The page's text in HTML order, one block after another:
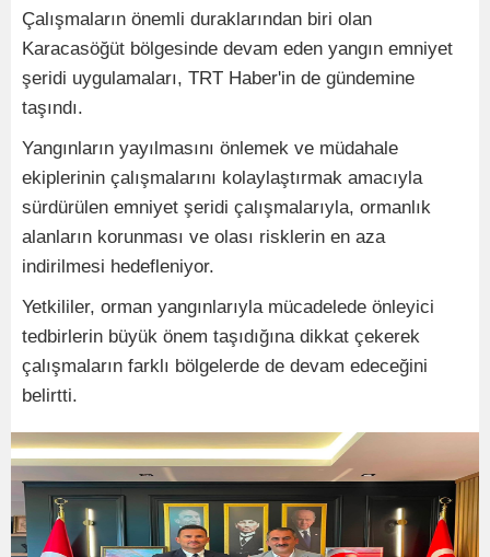
Çalışmaların önemli duraklarından biri olan
Karacasöğüt bölgesinde devam eden yangın emniyet
şeridi uygulamaları, TRT Haber'in de gündemine
taşındı.
Yangınların yayılmasını önlemek ve müdahale
ekiplerinin çalışmalarını kolaylaştırmak amacıyla
sürdürülen emniyet şeridi çalışmalarıyla, ormanlık
alanların korunması ve olası risklerin en aza
indirilmesi hedefleniyor.
Yetkililer, orman yangınlarıyla mücadelede önleyici
tedbirlerin büyük önem taşıdığına dikkat çekerek
çalışmaların farklı bölgelerde de devam edeceğini
belirtti.